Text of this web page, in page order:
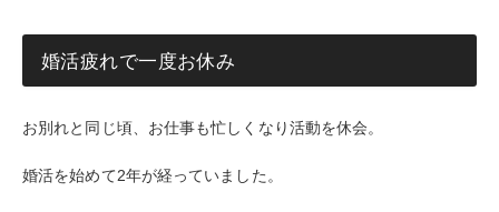
婚活疲れで一度お休み
お別れと同じ頃、お仕事も忙しくなり活動を休会。
婚活を始めて2年が経っていました。